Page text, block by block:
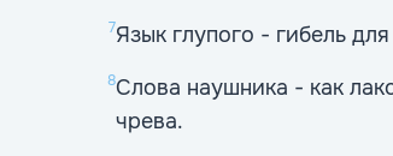
7Язык глупого - гибель
8Слова наушника - как
чрева.